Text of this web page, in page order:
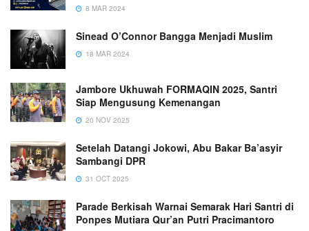
8 MAR 2024
Sinead O’Connor Bangga Menjadi Muslim
18 MAR 2024
Jambore Ukhuwah FORMAQIN 2025, Santri
Siap Mengusung Kemenangan
20 NOV 2025
Setelah Datangi Jokowi, Abu Bakar Ba’asyir
Sambangi DPR
31 OCT 2025
Parade Berkisah Warnai Semarak Hari Santri di
Ponpes Mutiara Qur’an Putri Pracimantoro